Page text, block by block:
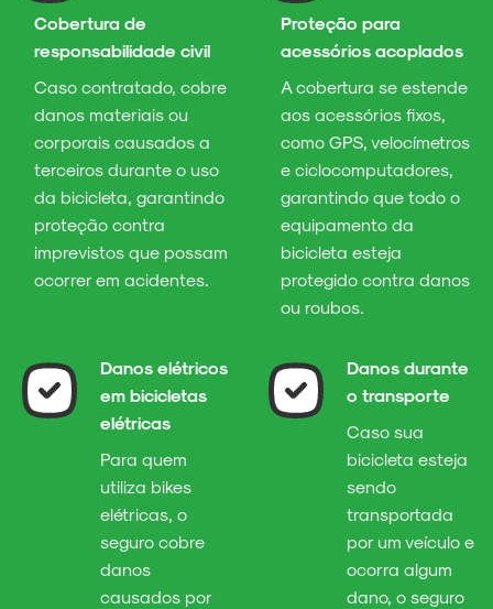
Cobertura de
responsabilidade civil
Caso contratado, cobre
danos materiais ou
corporais causados a
terceiros durante o uso
da bicicleta, garantindo
proteção contra
imprevistos que possam
ocorrer em acidentes.
Proteção para
acessórios acoplados
A cobertura se estende
aos acessórios fixos,
como GPS, velocímetros
e ciclocomputadores,
garantindo que todo o
equipamento da
bicicleta esteja
protegido contra danos
ou roubos.
Danos elétricos
em bicicletas
elétricas
Para quem
utiliza bikes
elétricas, o
seguro cobre
danos
causados por
Danos durante
o transporte
Caso sua
bicicleta esteja
sendo
transportada
por um veículo e
ocorra algum
dano, o seguro